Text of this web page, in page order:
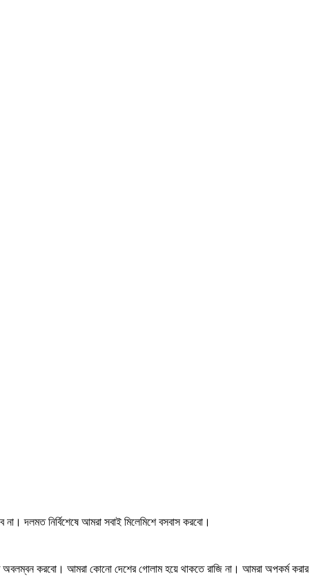
দলমত নির্বিশেষে আমরা সবাই মিলেমিশে বসবাস করবো।
অবলম্বন করবো। আমরা কোনো দেশের গোলাম হয়ে থাকতে রাজি না। আমরা অপকর্ম করার